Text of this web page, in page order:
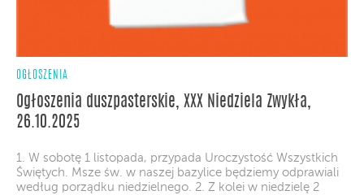
OGŁOSZENIA
Ogłoszenia duszpasterskie, XXX Niedziela Zwykła,
26.10.2025
1. W sobotę 1 listopada, przypada Uroczystość Wszystkich
Świętych. Msze św. w naszej bazylice będziemy odprawiali
według porządku niedzielnego. 2. Z kolei w niedzielę 2